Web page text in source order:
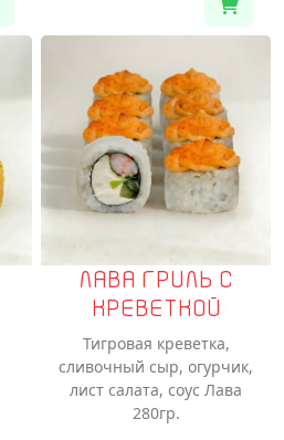
ЛАВА ГРИЛЬ С
КРЕВЕТКОЙ
Тигровая креветка,
сливочный сыр, огурчик,
лист салата, соус Лава
280гр.